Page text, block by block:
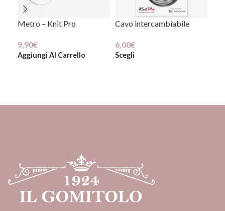
Metro – Knit Pro
9,90€
Aggiungi Al Carrello
Cavo intercambiabile
6,00€
Scegli